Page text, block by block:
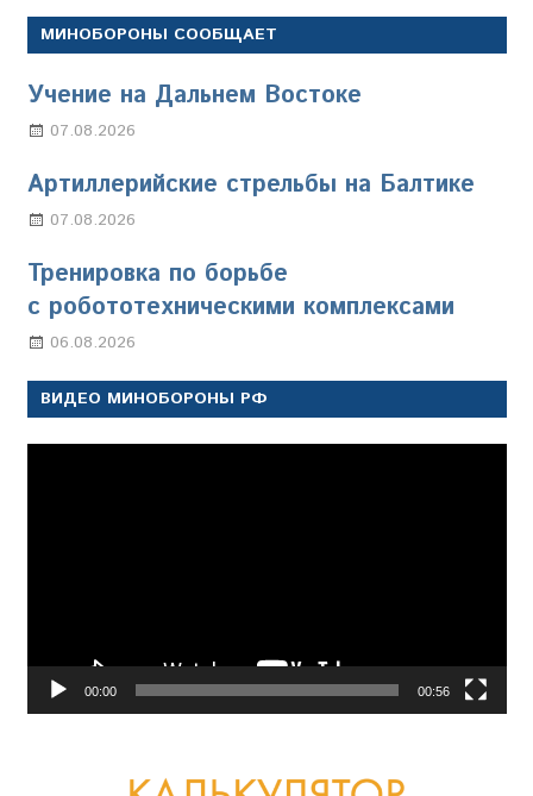
МИНОБОРОНЫ СООБЩАЕТ
Учение на Дальнем Востоке
07.08.2026
Артиллерийские стрельбы на Балтике
07.08.2026
Тренировка по борьбе
с робототехническими комплексами
06.08.2026
ВИДЕО МИНОБОРОНЫ РФ
00:00 00:56